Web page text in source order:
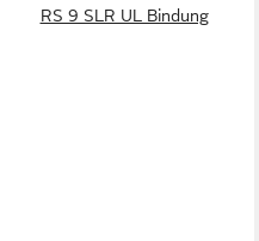
RS 9 SLR UL Bindung